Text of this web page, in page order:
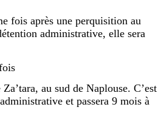
fois après une perquisition au
administrative, elle sera
au sud de Naplouse. C’est
et passera 9 mois à